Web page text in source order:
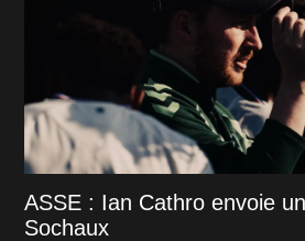
ASSE : Ian Cathro envoie
Sochaux